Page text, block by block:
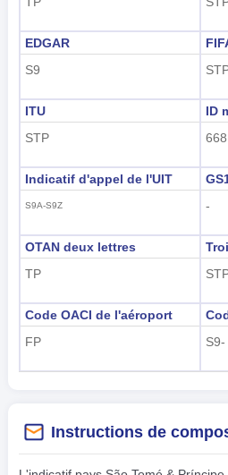
EDGAR
S9
ITU
STP
ID
668
Indicatif d'appel de l'UIT
S9A-S9Z
-
OTAN deux lettres
TP
Code OACI de l'aéroport
FP
S9-
Instructions de